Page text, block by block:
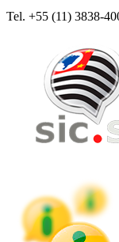
Tel. +55 (11) 3838-